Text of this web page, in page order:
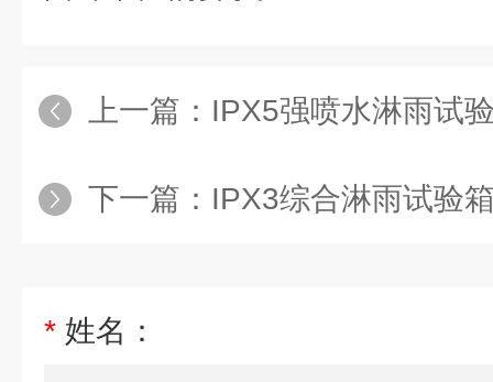
上一篇： IPX5强喷水淋雨试
下一篇： IPX3综合淋雨试验
* 姓名：